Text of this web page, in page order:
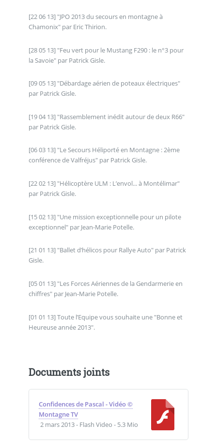
[22 06 13] "JPO 2013 du secours en montagne à
Chamonix" par Eric Thirion.
[28 05 13] "Feu vert pour le Mustang F290 : le n°3 pour
la Savoie" par Patrick Gisle.
[09 05 13] "Débardage aérien de poteaux électriques"
par Patrick Gisle.
[19 04 13] "Rassemblement inédit autour de deux R66"
par Patrick Gisle.
[06 03 13] "Le Secours Héliporté en Montagne : 2ème
conférence de Valfréjus" par Patrick Gisle.
[22 02 13] "Hélicoptère ULM : L’envol... à Montélimar"
par Patrick Gisle.
[15 02 13] "Une mission exceptionnelle pour un pilote
exceptionnel" par Jean-Marie Potelle.
[21 01 13] "Ballet d’hélicos pour Rallye Auto" par Patrick
Gisle.
[05 01 13] "Les Forces Aériennes de la Gendarmerie en
chiffres" par Jean-Marie Potelle.
[01 01 13] Toute l’Equipe vous souhaite une "Bonne et
Heureuse année 2013".
Documents joints
Confidences de Pascal - Vidéo ©
Montagne TV
2 mars 2013- Flash Video - 5.3 Mio